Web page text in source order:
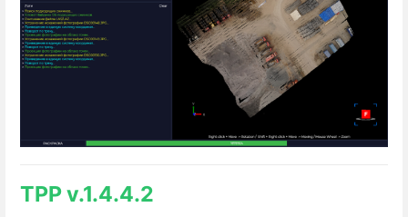
TPP v.1.4.4.2